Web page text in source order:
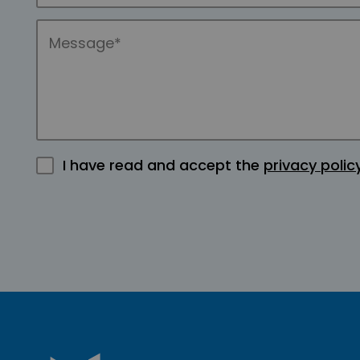
I have read and accept the privacy